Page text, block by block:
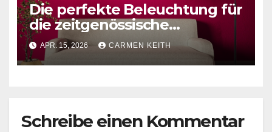
Die perfekte Beleuchtung für
die zeitgenössische
Leseecke: Schwarze
Bogenstehlampe
APR. 15, 2026 CARMEN KEITH
Schreibe einen Kommentar